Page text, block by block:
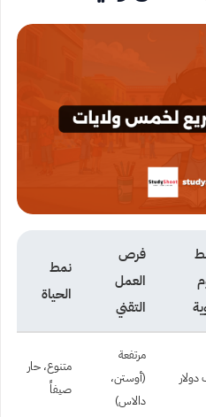
فرص
العمل
التقني
نمط
الحياة
مرتفعة
(أوستن،
دالاس)
متنوع، حار
صيفاً